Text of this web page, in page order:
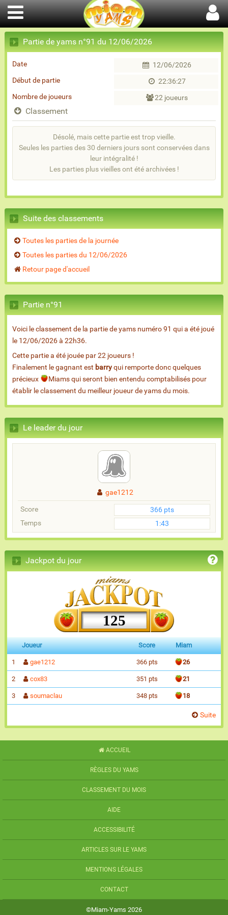
Partie de yams n°91 du 12/06/2026
Date
12/06/2026
Début de partie
22:36:27
Nombre de joueurs
22 joueurs
Classement
Désolé, mais cette partie est trop vieille.
Seules les parties des 30 derniers jours sont conservées dans
leur intégralité !
Les parties plus vieilles ont été archivées !
Suite des classements
Toutes les parties de la journée
Toutes les parties du 12/06/2026
Retour page d'accueil
Partie n°91
Voici le classement de la partie de yams numéro 91 qui a été joué
le 12/06/2026 à 22h36.
Cette partie a été jouée par 22 joueurs !
Finalement le gagnant est barryqui remporte donc quelques
précieux
Miams qui seront bien entendu comptabilisés pour
établir le classement du meilleur joueur de yams du mois.
Le leader du jour
gae1212
Score
366 pts
Temps
1:43
Jackpot du jour
125
Joueur Score Miam
1 gae1212 366 pts 26
2 cox83 351 pts 21
3 soumaclau 348 pts 18
Suite
ACCUEIL
RÈGLES DU YAMS
CLASSEMENT DU MOIS
AIDE
ACCESSIBILITÉ
ARTICLES SUR LE YAMS
MENTIONS LÉGALES
CONTACT
©Miam-Yams 2026